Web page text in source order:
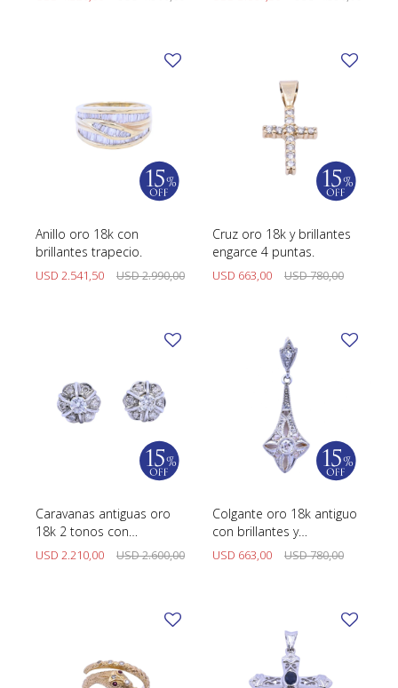
Anillo oro 18k con
brillantes trapecio.
USD 2.541,50 USD2.990,00
Cruz oro 18k y brillantes
engarce 4 puntas.
USD 663,00 USD780,00
Caravanas antiguas oro
18k 2 tonos con
brillantes.
USD 2.210,00 USD2.600,00
Colgante oro 18k antiguo
con brillantes y
diamantes.
USD 663,00 USD780,00